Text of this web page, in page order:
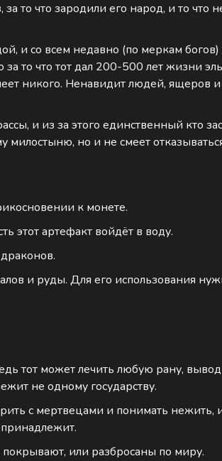
то что зародили его народ, и то что
и со всем недавно (по меркам богов)
за то что тот дал 200-500 лет жизни
никого. Ненавидит людей, ящеров и
и из за этого единственный кто
милостыню, но и не смеет
к монете.
этот артефакт войдёт в воду.
и руды. Для его использования
тот может лечить любую рану,
не одному государству.
с мертвецами и понимать нежить,
или разбросаны по миру.